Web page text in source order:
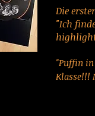
Die
"Ich
"Puffin
Klasse!!!